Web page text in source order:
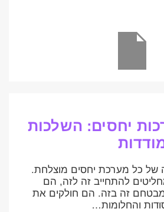
יחסים: השלכות
של כל מערכת יחסים מוצלחת.
להתחייב זה לזה, הם
זה בזה. הם חולקים את
והחלומות…